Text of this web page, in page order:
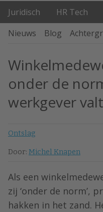
Juridisch HR Tech
Nieuws
Blog
onder de
werkgever
Ontslag
Door: Michel Knapen
Als een
zij ‘onder de norm’,
hakken in het zand.